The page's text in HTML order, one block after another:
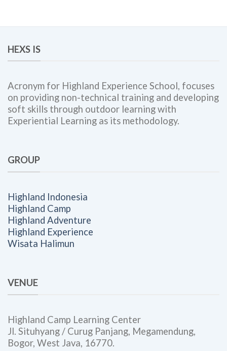
HEXS IS
Acronym for Highland Experience School, focuses
on providing non-technical training and developing
soft skills through outdoor learning with
Experiential Learning as its methodology.
GROUP
Highland Indonesia
Highland Camp
Highland Adventure
Highland Experience
Wisata Halimun
VENUE
Highland Camp Learning Center
Jl. Situhyang / Curug Panjang, Megamendung,
Bogor, West Java, 16770.